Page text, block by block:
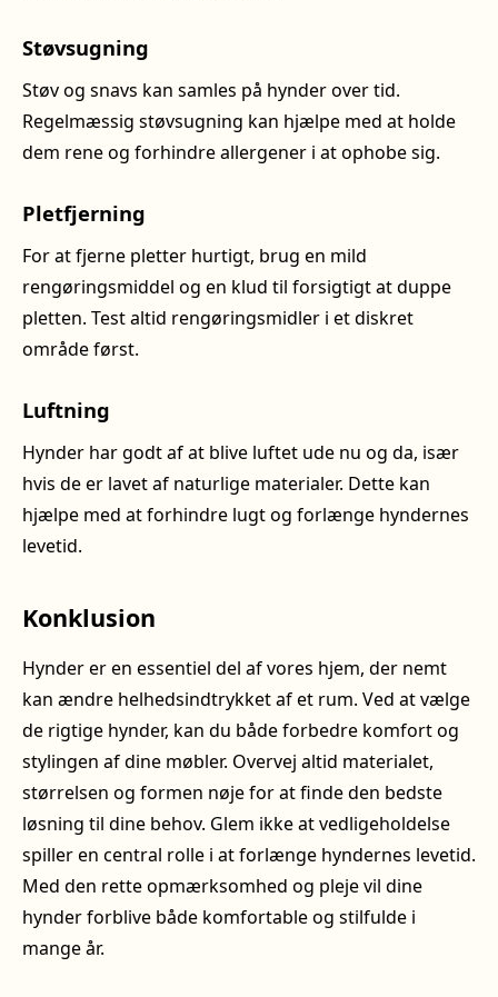
Støvsugning
Støv og snavs kan samles på hynder over tid.
Regelmæssig støvsugning kan hjælpe med at holde
dem rene og forhindre allergener i at ophobe sig.
Pletfjerning
For at fjerne pletter hurtigt, brug en mild
rengøringsmiddel og en klud til forsigtigt at duppe
pletten. Test altid rengøringsmidler i et diskret
område først.
Luftning
Hynder har godt af at blive luftet ude nu og da, især
hvis de er lavet af naturlige materialer. Dette kan
hjælpe med at forhindre lugt og forlænge hyndernes
levetid.
Konklusion
Hynder er en essentiel del af vores hjem, der nemt
kan ændre helhedsindtrykket af et rum. Ved at vælge
de rigtige hynder, kan du både forbedre komfort og
stylingen af dine møbler. Overvej altid materialet,
størrelsen og formen nøje for at finde den bedste
løsning til dine behov. Glem ikke at vedligeholdelse
spiller en central rolle i at forlænge hyndernes levetid.
Med den rette opmærksomhed og pleje vil dine
hynder forblive både komfortable og stilfulde i
mange år.